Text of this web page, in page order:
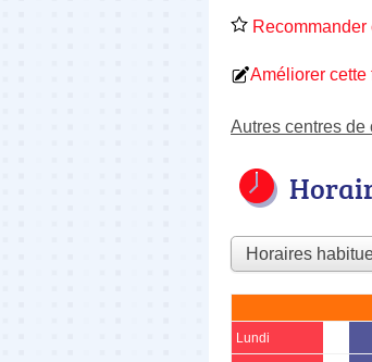
Recommander
Améliorer cette
Autres centres de
Lundi